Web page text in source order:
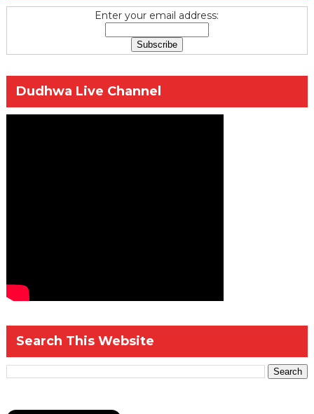
Enter your email address:
Dudhwa Live Channel
Search This Website